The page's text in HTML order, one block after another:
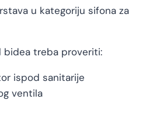
u kategoriju sifona za
bidea treba proveriti:
ispod sanitarije
ventila